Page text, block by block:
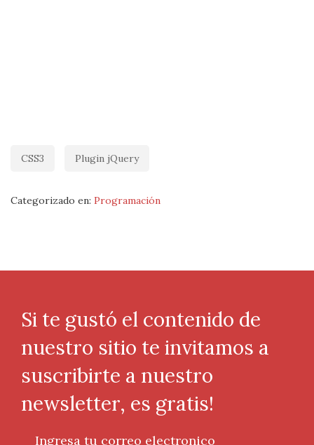
CSS3 Plugin jQuery
Categorizado en: Programación
Si te gustó el contenido de
nuestro sitio te invitamos a
suscribirte a nuestro
newsletter, es gratis!
Ingresa tu correo electronico